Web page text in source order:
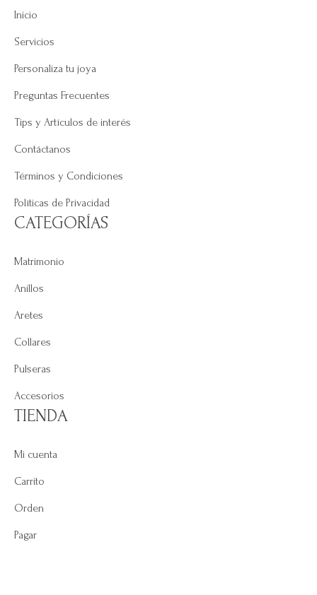
Inicio
Servicios
Personaliza tu joya
Preguntas Frecuentes
Tips y Artículos de interés
Contáctanos
Términos y Condiciones
Políticas de Privacidad
CATEGORÍAS
Matrimonio
Anillos
Aretes
Collares
Pulseras
Accesorios
TIENDA
Mi cuenta
Carrito
Orden
Pagar